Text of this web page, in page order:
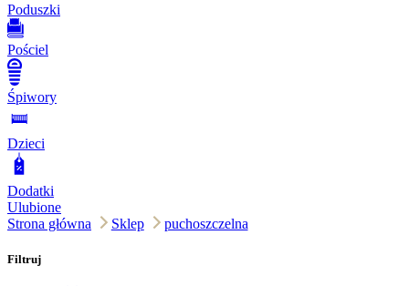
Poduszki
Pościel
Śpiwory
Dzieci
Dodatki
Ulubione
Strona główna
Sklep puchoszczelna
Filtruj